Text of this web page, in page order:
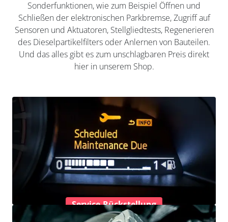
Sonderfunktionen, wie zum Beispiel Öffnen und
Schließen der elektronischen Parkbremse, Zugriff auf
Sensoren und Aktuatoren, Stellgliedtests, Regenerieren
des Dieselpartikelfilters oder Anlernen von Bauteilen.
Und das alles gibt es zum unschlagbaren Preis direkt
hier in unserem Shop.
Service-Rückstellung